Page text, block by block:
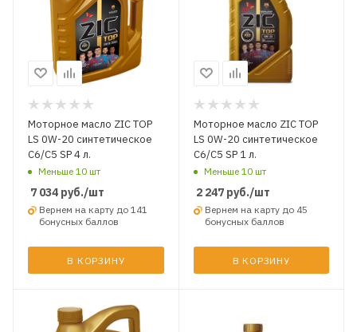
Моторное масло ZIC TOP
LS 0W-20 синтетическое
C6/C5 SP 4 л.
Меньше 10 шт
7 034 руб./шт
Вернем на карту до 141
бонусных баллов
В КОРЗИНУ
Моторное масло ZIC TOP
LS 0W-20 синтетическое
C6/C5 SP 1 л.
Меньше 10 шт
2 247руб./шт
Вернем на карту до 45
бонусных баллов
В КОРЗИНУ